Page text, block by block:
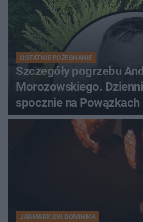
OSTATNIE POŻEGNANIE
Szczegóły pogrzebu
Morozowskiego.
spocznie na Powązkach
JARMARK ŚW. DOMINIKA